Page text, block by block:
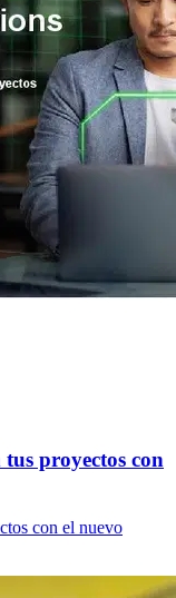
proyectos con
con el nuevo